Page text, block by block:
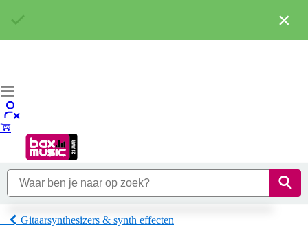
Gitaarsynthesizers & synth effecten
×